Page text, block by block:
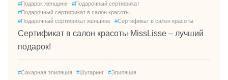
#Подарок женщине #Подарочный сертификат
#Подарочный сертификат в салон красоты
#Подарочный сертификат женщине #Сертификат в салон красоты
Сертификат в салон красоты MissLisse – лучший
подарок!
#Сахарная эпиляция #Шугаринг #Эпиляция